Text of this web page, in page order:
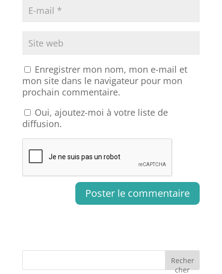
Enregistrer mon nom, mon e-mail et
mon site dans le navigateur pour mon
prochain commentaire.
Oui, ajoutez-moi à votre liste de
diffusion.
Recher
cher